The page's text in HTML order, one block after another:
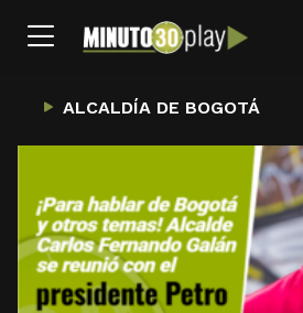
ALCALDÍA DE BOGOTÁ